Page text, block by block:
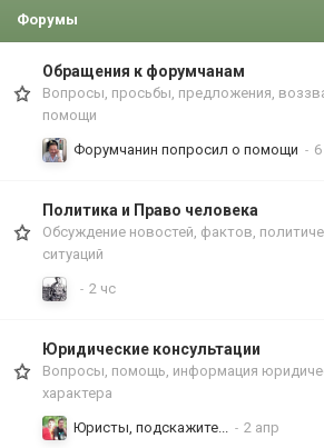
Форумы
Обращения к форумчанам
Вопросы, просьбы, предложения,
помощи
Форумчанин попросил о помощи
Политика и Право человека
Обсуждение новостей, фактов,
ситуаций
Юридические консультации
Вопросы, помощь, информация
характера
Юристы, подскажите...